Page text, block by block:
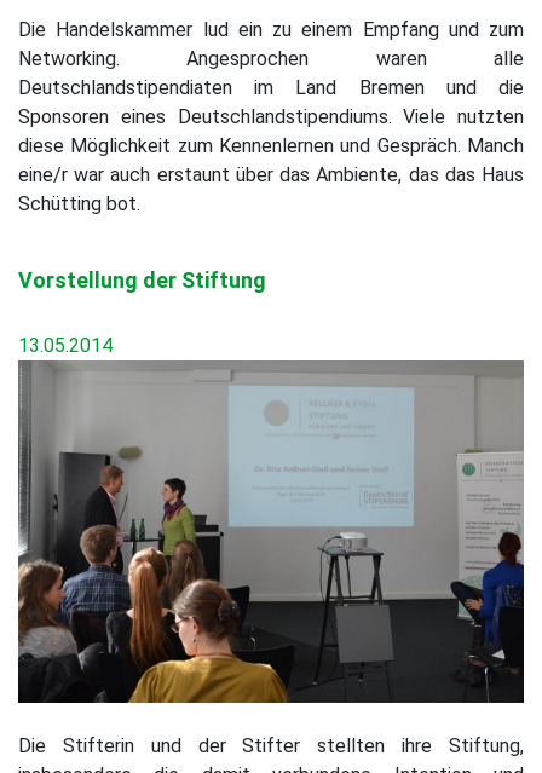
Die Handelskammer lud ein zu einem Empfang und zum
Networking. Angesprochen waren alle
Deutschlandstipendiaten im Land Bremen und die
Sponsoren eines Deutschlandstipendiums. Viele nutzten
diese Möglichkeit zum Kennenlernen und Gespräch. Manch
eine/r war auch erstaunt über das Ambiente, das das Haus
Schütting bot.
Vorstellung der Stiftung
13.05.2014
Die Stifterin und der Stifter stellten ihre Stiftung,